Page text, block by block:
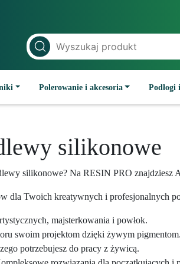
Polerowanie i akcesoria Podłogi
silikonowe
silikonowe? Na RESIN PRO
dla Twoich kreatywnych i profesjonalnych
majsterkowania i powłok.
swoim projektom dzięki żywym pigmentom.
potrzebujesz do pracy z żywicą.